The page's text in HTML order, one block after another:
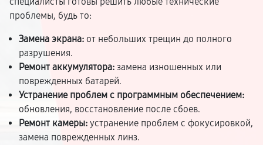
проблемы, будь то:
Замена экрана: от небольших трещин до полного
разрушения.
Ремонт аккумулятора: замена изношенных или
поврежденных батарей.
Устранение проблем с программным обеспечением:
обновления, восстановление после сбоев.
Ремонт камеры: устранение проблем с фокусировкой,
замена поврежденных линз.